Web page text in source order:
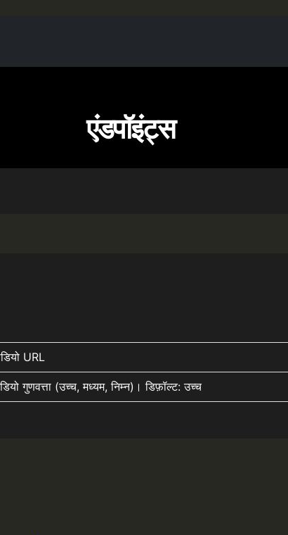
एंडपॉइंट्स
URL
गुणवत्ता (उच्च, मध्यम, निम्न)। डिफ़ॉल्ट: उच्च